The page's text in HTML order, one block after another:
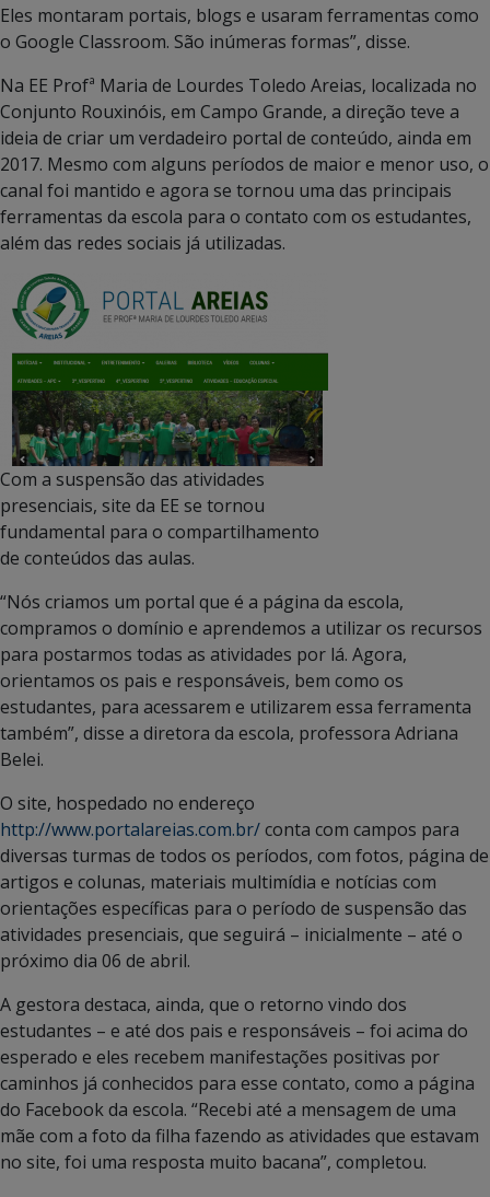
Eles montaram portais, blogs e usaram ferramentas como
o Google Classroom. São inúmeras formas”, disse.
Na EE Profª Maria de Lourdes Toledo Areias, localizada no
Conjunto Rouxinóis, em Campo Grande, a direção teve a
ideia de criar um verdadeiro portal de conteúdo, ainda em
2017. Mesmo com alguns períodos de maior e menor uso, o
canal foi mantido e agora se tornou uma das principais
ferramentas da escola para o contato com os estudantes,
além das redes sociais já utilizadas.
Com a suspensão das atividades
presenciais, site da EE se tornou
fundamental para o compartilhamento
de conteúdos das aulas.
“Nós criamos um portal que é a página da escola,
compramos o domínio e aprendemos a utilizar os recursos
para postarmos todas as atividades por lá. Agora,
orientamos os pais e responsáveis, bem como os
estudantes, para acessarem e utilizarem essa ferramenta
também”, disse a diretora da escola, professora Adriana
Belei.
O site, hospedado no endereço
http://www.portalareias.com.br/conta com campos para
diversas turmas de todos os períodos, com fotos, página de
artigos e colunas, materiais multimídia e notícias com
orientações específicas para o período de suspensão das
atividades presenciais, que seguirá – inicialmente – até o
próximo dia 06 de abril.
A gestora destaca, ainda, que o retorno vindo dos
estudantes – e até dos pais e responsáveis – foi acima do
esperado e eles recebem manifestações positivas por
caminhos já conhecidos para esse contato, como a página
do Facebook da escola. “Recebi até a mensagem de uma
mãe com a foto da filha fazendo as atividades que estavam
no site, foi uma resposta muito bacana”, completou.